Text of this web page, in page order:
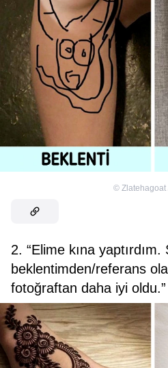
© Zlatehagoat
2. “Elime kına
beklentimden/referans
fotoğraftan daha iyi oldu.”